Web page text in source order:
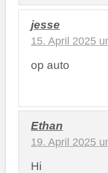
jesse
15. April 2025
op auto
Ethan
19. April 2025
Hi